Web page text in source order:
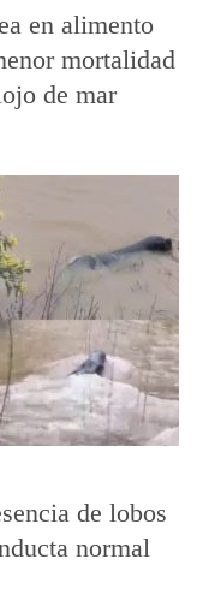
en alimento
mortalidad
de mar
de lobos
normal